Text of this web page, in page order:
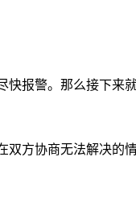
报警。那么接下来
双方协商无法解决的